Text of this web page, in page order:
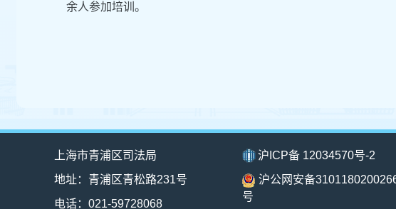
余人参加培训。
上海市青浦区司法局
地址：青浦区青松路231号
电话：021-59728068
沪ICP备 12034570号-2
沪公网安备
号